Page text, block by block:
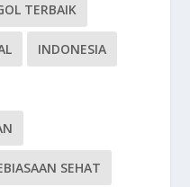
TERBAIK
INDONESIA
SEHAT